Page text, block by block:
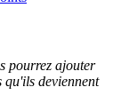
pourrez ajouter
qu'ils deviennent